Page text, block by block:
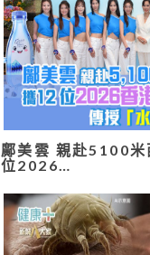
鄺美雲 親赴5100
位2026…